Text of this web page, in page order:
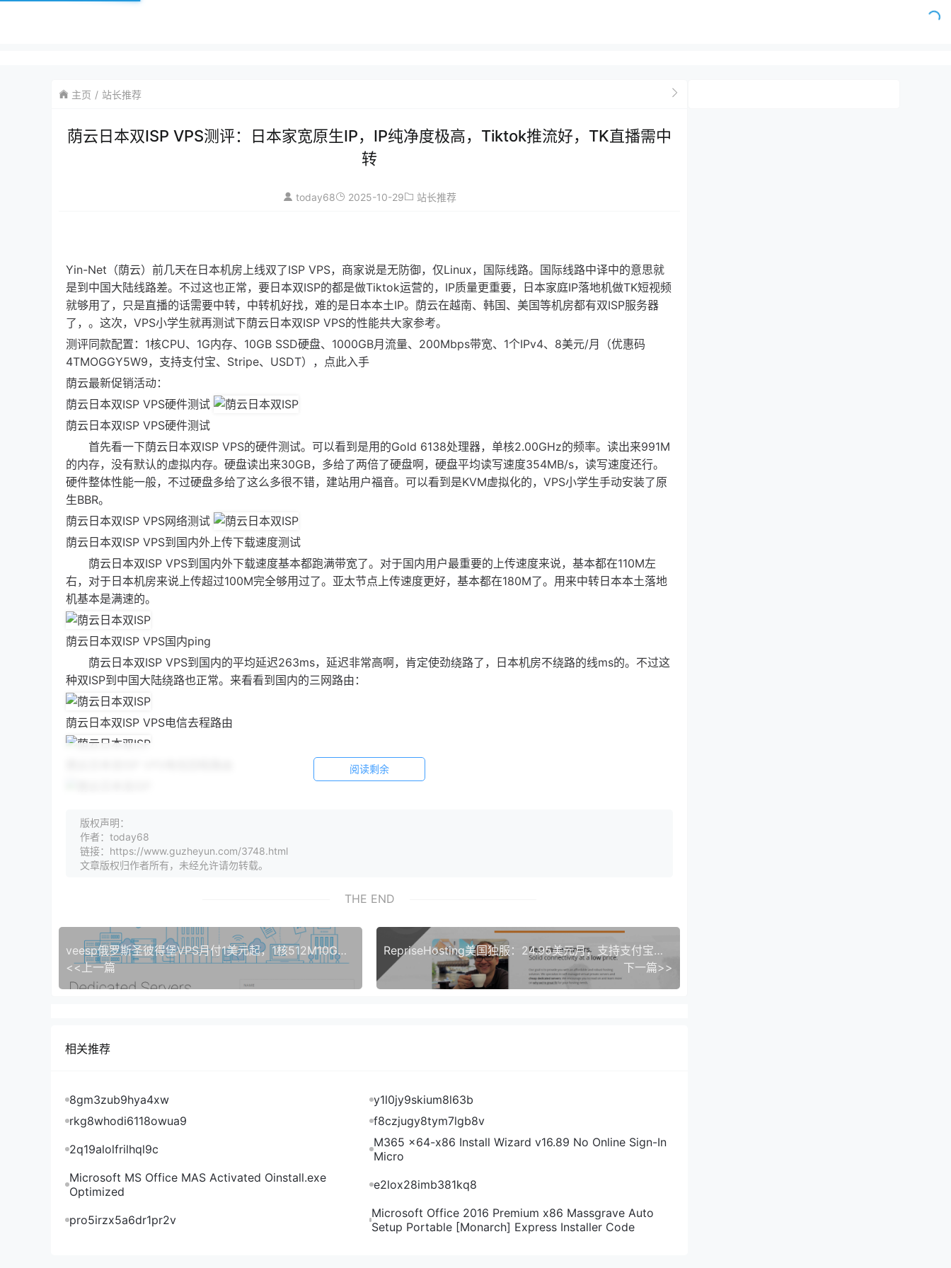
主页 站长推荐
荫云日本双ISP VPS测评：日本家宽原生IP，IP纯净度极高，Tiktok推流好，TK直播需中
转
today68 2025-10-29 站长推荐
Yin-Net（荫云）前几天在日本机房上线双了ISP VPS，商家说是无防御，仅Linux，国际线路。国际线路中译中的意思就
是到中国大陆线路差。不过这也正常，要日本双ISP的都是做Tiktok运营的，IP质量更重要，日本家庭IP落地机做TK短视频
就够用了，只是直播的话需要中转，中转机好找，难的是日本本土IP。荫云在越南、韩国、美国等机房都有双ISP服务器
了，。这次，VPS小学生就再测试下荫云日本双ISP VPS的性能共大家参考。
测评同款配置：1核CPU、1G内存、10GB SSD硬盘、1000GB月流量、200Mbps带宽、1个IPv4、8美元/月（优惠码
4TMOGGY5W9，支持支付宝、Stripe、USDT），点此入手
荫云最新促销活动：
荫云日本双ISP VPS硬件测试
荫云日本双ISP VPS硬件测试
首先看一下荫云日本双ISP VPS的硬件测试。可以看到是用的Gold 6138处理器，单核2.00GHz的频率。读出来991M
的内存，没有默认的虚拟内存。硬盘读出来30GB，多给了两倍了硬盘啊，硬盘平均读写速度354MB/s，读写速度还行。
硬件整体性能一般，不过硬盘多给了这么多很不错，建站用户福音。可以看到是KVM虚拟化的，VPS小学生手动安装了原
生BBR。
荫云日本双ISP VPS网络测试
荫云日本双ISP VPS到国内外上传下载速度测试
荫云日本双ISP VPS到国内外下载速度基本都跑满带宽了。对于国内用户最重要的上传速度来说，基本都在110M左
右，对于日本机房来说上传超过100M完全够用过了。亚太节点上传速度更好，基本都在180M了。用来中转日本本土落地
机基本是满速的。
荫云日本双ISP VPS国内ping
荫云日本双ISP VPS到国内的平均延迟263ms，延迟非常高啊，肯定使劲绕路了，日本机房不绕路的线ms的。不过这
种双ISP到中国大陆绕路也正常。来看看到国内的三网路由：
荫云日本双ISP VPS电信去程路由
荫云日本双ISP VPS联通回程路由
荫云日本双ISP VPS移动回程路由
可以看到荫云日本双ISP VPS电信去程先绕到美国然后到日本东京，回程还是先绕到美国洛杉矶然后到日本；联通去
程依然是绕道美国然后到日本，回程还是绕美国到日本；移动去程是绕到德国，然后到新加坡然后才到日本，回程大部分
节点都是直连。等于除了移动回程直连，剩下的往返都是绕路，标准国外住宅IP路由。
至少VPS小学生随机开通的这台荫云日本双ISP VPS是日本原生IP，能解锁日本Tiktok、日本Netfilx、日本人工智能
平台和大部分日区流媒体。大家可以看下有没有自己需要的解锁能力。
荫云日本双ISP VPS ipinfo.io是否住宅IP检测
荫云日本双ISP VPS IP质量体检报告
阅读剩余
版权声明：
作者：today68
链接：https://www.guzheyun.com/3748.html
文章版权归作者所有，未经允许请勿转载。
THE END
veesp俄罗斯圣彼得堡VPS月付1美元起，1核512M10G硬盘100GB流量200MbpsKVM 附注册教程
<<上一篇
RepriseHosting美国独服：24.95美元月，支持支付宝，六核L564016G内存1TB硬盘免费IPMI
下一篇>>
相关推荐
8gm3zub9hya4xw
y1l0jy9skium8l63b
rkg8whodi6118owua9
f8czjugy8tym7lgb8v
2q19alolfrilhql9c
M365 x64-x86 Install Wizard v16.89 No Online Sign-In
Micro
Microsoft MS Office MAS Activated Oinstall.exe
Optimized
e2lox28imb381kq8
pro5irzx5a6dr1pr2v
Microsoft Office 2016 Premium x86 Massgrave Auto
Setup Portable [Monarch] Express Installer Code